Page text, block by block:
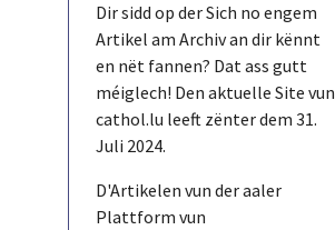
Dir sidd op der Sich no engem
Artikel am Archiv an dir kënnt
en nët fannen? Dat ass gutt
méiglech! Den aktuelle Site vun
cathol.lu leeft zënter dem 31.
Juli 2024.
D'Artikelen vun der aaler
Plattform vun